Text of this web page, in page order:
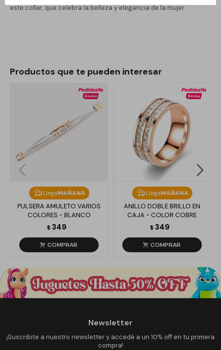
este collar, que celebra la belleza y elegancia de la mujer.
Productos que te pueden interesar
LlegaMAÑANA
PULSERA AMULETO VARIOS
COLORES - BLANCO
$ 349
LlegaMAÑANA
ANILLO DOBLE BRILLO EN
CAJA - COLOR COBRE
$ 349
Newsletter
¡Suscribite a nuestro newsletter y accedé a un 10% off en tu primera
compra!